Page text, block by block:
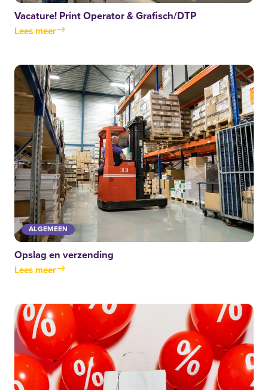
Vacature! Print Operator & Grafisch/DTP
Lees meer
ALGEMEEN
Opslag en verzending
Lees meer